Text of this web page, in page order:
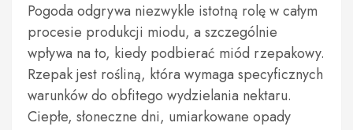
Pogoda odgrywa niezwykle istotną rolę w całym
procesie produkcji miodu, a szczególnie
wpływa na to, kiedy podbierać miód rzepakowy.
Rzepak jest rośliną, która wymaga specyficznych
warunków do obfitego wydzielania nektaru.
Ciepłe, słoneczne dni, umiarkowane opady